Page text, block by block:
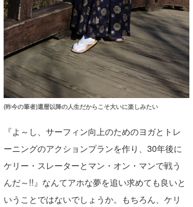
(昨今の筆者)還暦以降の人生だからこそ大いに楽しみたい
『よ～し、サーフィン向上のためのヨガとトレ
ーニングのアクションプランを作り、30年後に
ケリー・スレーターとマン・オン・マンで戦う
んだ～!!』なんてアホな夢を追い求めても良いと
いうことではないでしょうか。もちろん、ケリ